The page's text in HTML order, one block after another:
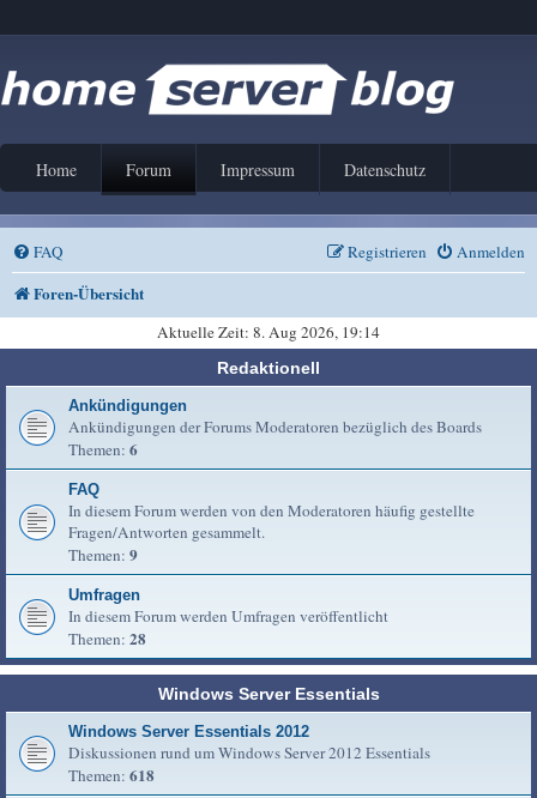
Home Forum Impressum Datenschutz
FAQ Anmelden
Registrieren
Foren-Übersicht
Aktuelle Zeit: 8. Aug 2026, 19:14
Redaktionell
Ankündigungen
Ankündigungen der Forums Moderatoren bezüglich des Boards
Themen: 6
FAQ
In diesem Forum werden von den Moderatoren häufig gestellte
Fragen/Antworten gesammelt.
Themen: 9
Umfragen
In diesem Forum werden Umfragen veröffentlicht
Themen: 28
Windows Server Essentials
Windows Server Essentials 2012
Diskussionen rund um Windows Server 2012 Essentials
Themen: 618